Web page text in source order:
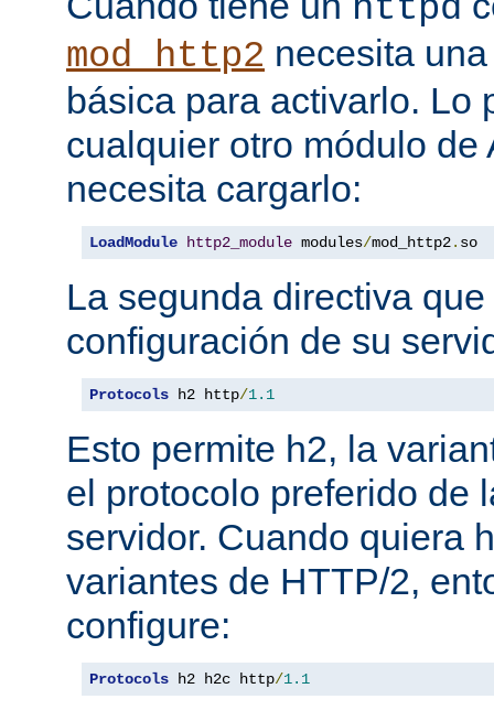
httpd
mod_http2 necesita
básica para activarlo. Lo
cualquier otro módulo de
necesita cargarlo:
LoadModule http2_module modules/mod_http2. so
La segunda directiva
configuración de su
Protocols h2 http/1.1
Esto permite h2, la
el protocolo preferido de
servidor. Cuando quiera
variantes de HTTP/2,
configure:
Protocols h2 h2c http/1.1